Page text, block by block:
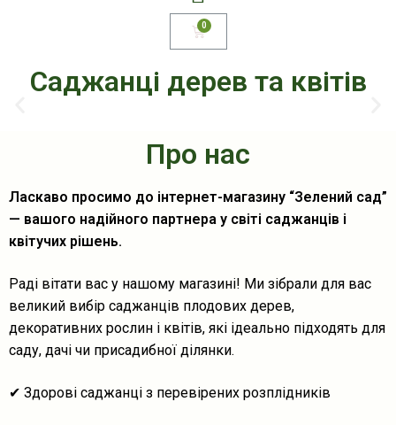
Саджанці дерев та квітів
Про нас
Ласкаво просимо до інтернет-магазину “Зелений сад”
— вашого надійного партнера у світі саджанців і
квітучих рішень.
Раді вітати вас у нашому магазині! Ми зібрали для вас
великий вибір саджанців плодових дерев,
декоративних рослин і квітів, які ідеально підходять для
саду, дачі чи присадибної ділянки.
✔ Здорові саджанці з перевірених розплідників